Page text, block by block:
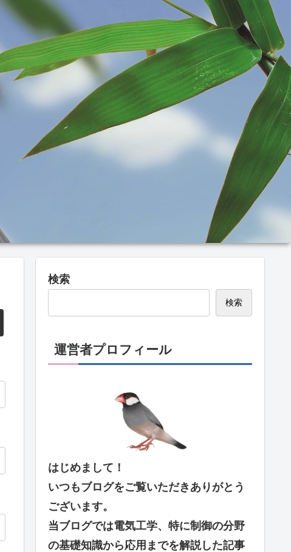
検索
検索
運営者プロフィール
はじめまして！
いつもブログをご覧いただきありがとう
ございます。
当ブログでは電気工学、特に制御の分野
の基礎知識から応用までを解説した記事